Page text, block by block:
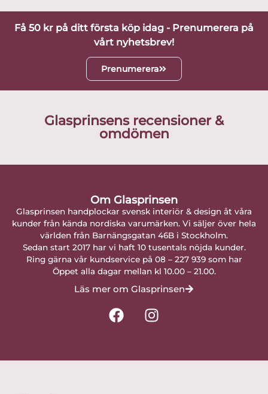
Få 50 kr på ditt första köp idag - Prenumerera på
vårt nyhetsbrev!
Prenumerera
Glasprinsens recensioner &
omdömen
Om Glasprinsen
Glasprinsen handplockar svensk interiör & design åt våra
kunder från kända nordiska varumärken. Vi säljer över hela
världen från Barnängsgatan 46B i Stockholm.
Sedan start 2017 har vi haft 10 tusentals nöjda kunder.
Ring gärna vår kundservice på 08 – 227 939 som har
Öppet alla dagar mellan kl 10.00 – 21.00.
Läs mer om Glasprinsen
F
a
I
n